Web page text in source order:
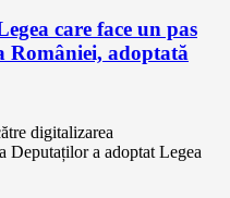
care face un pas
României, adoptată
digitalizarea
Deputaților a adoptat Legea